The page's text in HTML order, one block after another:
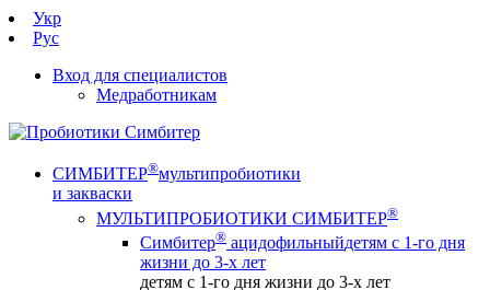
Укр
Рус
Вход для специалистов
Медработникам
СИМБИТЕР®мультипробиотики
и закваски
МУЛЬТИПРОБИОТИКИ СИМБИТЕР®
Симбитер® ацидофильныйдетям с 1-го дня
жизни до 3-х лет
детям с 1-го дня жизни до 3-х лет